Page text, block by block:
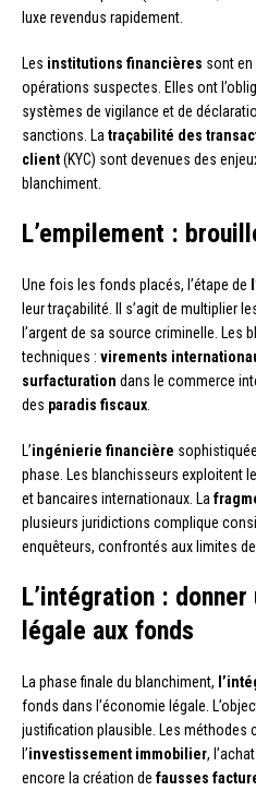
luxe revendus rapidement.
Les institutions financières sont en
opérations suspectes. Elles ont
systèmes de vigilance et de
sanctions. La traçabilité des
client(KYC) sont devenues des
blanchiment.
L’empilement :
Une fois les fonds placés, l’étape de
leur traçabilité. Il s’agit de multiplier
l’argent de sa source criminelle. Les
techniques : virements
surfacturation dans le commerce
des paradis fiscaux
L’ingénierie financière
phase. Les blanchisseurs exploitent
et bancaires internationaux. La
plusieurs juridictions complique
enquêteurs, confrontés aux limites
L’intégration : donner
légale aux fonds
La phase finale du blanchiment,
fonds dans l’économie légale.
justification plausible. Les méthodes
l’investissement immobilier, l’achat
encore la création de fausses